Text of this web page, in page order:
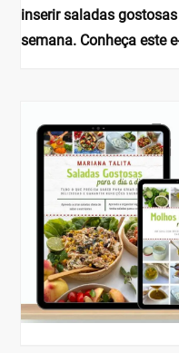
inserir saladas
semana. Conheça este